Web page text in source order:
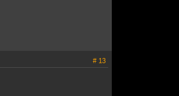
# 13